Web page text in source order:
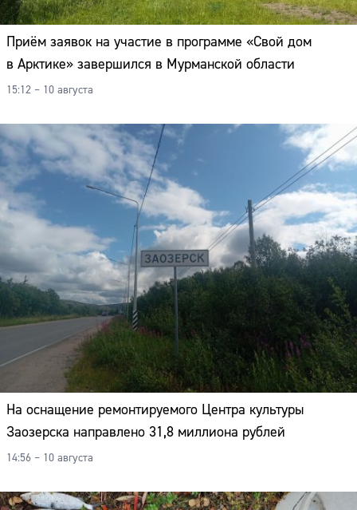
Приём заявок на участие в программе «Свой дом
в Арктике» завершился в Мурманской области
15:12 – 10 августа
На оснащение ремонтируемого Центра культуры
Заозерска направлено 31,8 миллиона рублей
14:56 – 10 августа